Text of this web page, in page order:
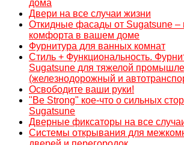
дома
Двери на все случаи жизни
Откидные фасады от Sugatsune –
комфорта в вашем доме
Фурнитура для ванных комнат
Стиль + Функциональность.
Sugatsune для тяжелой
(железнодорожный и
Освободите ваши руки!
"Be Strong" кое-что о сильных
Sugatsune
Дверные фиксаторы на все
Системы открывания для